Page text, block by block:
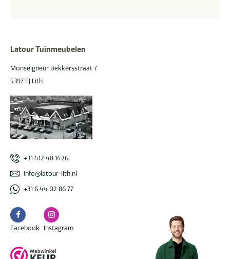
Latour Tuinmeubelen
Monseigneur Bekkersstraat 7
5397 EJ Lith
+31 412 48 1426
info@latour-lith.nl
+31 6 44 02 86 77
Facebook
Facebook
Instagram
Instagram